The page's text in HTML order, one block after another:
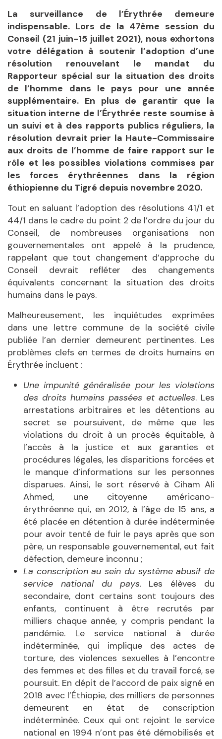
La surveillance de l’Érythrée demeure
indispensable. Lors de la 47ème session du
Conseil (21 juin-15 juillet 2021), nous exhortons
votre délégation à soutenir l’adoption d’une
résolution renouvelant le mandat du
Rapporteur spécial sur la situation des droits
de l’homme dans le pays pour une année
supplémentaire. En plus de garantir que la
situation interne de l’Érythrée reste soumise à
un suivi et à des rapports publics réguliers, la
résolution devrait prier la Haute-Commissaire
aux droits de l’homme de faire rapport sur le
rôle et les possibles violations commises par
les forces érythréennes dans la région
éthiopienne du Tigré depuis novembre 2020.
Tout en saluant l’adoption des résolutions 41/1 et
44/1 dans le cadre du point 2 de l’ordre du jour du
Conseil, de nombreuses organisations non
gouvernementales ont appelé à la prudence,
rappelant que tout changement d’approche du
Conseil devrait refléter des changements
équivalents concernant la situation des droits
humains dans le pays.
Malheureusement, les inquiétudes exprimées
dans une lettre commune de la société civile
publiée l’an dernier demeurent pertinentes. Les
problèmes clefs en termes de droits humains en
Érythrée incluent :
Une impunité généralisée pour les violations
des droits humains passées et actuelles. Les
arrestations arbitraires et les détentions au
secret se poursuivent, de même que les
violations du droit à un procès équitable, à
l’accès à la justice et aux garanties et
procédures légales, les disparitions forcées et
le manque d’informations sur les personnes
disparues. Ainsi, le sort réservé à Ciham Ali
Ahmed, une citoyenne américano-
érythréenne qui, en 2012, à l’âge de 15 ans, a
été placée en détention à durée indéterminée
pour avoir tenté de fuir le pays après que son
père, un responsable gouvernemental, eut fait
défection, demeure inconnu ;
La conscription au sein du système abusif de
service national du pays. Les élèves du
secondaire, dont certains sont toujours des
enfants, continuent à être recrutés par
milliers chaque année, y compris pendant la
pandémie. Le service national à durée
indéterminée, qui implique des actes de
torture, des violences sexuelles à l’encontre
des femmes et des filles et du travail forcé, se
poursuit. En dépit de l’accord de paix signé en
2018 avec l’Éthiopie, des milliers de personnes
demeurent en état de conscription
indéterminée. Ceux qui ont rejoint le service
national en 1994 n’ont pas été démobilisés et